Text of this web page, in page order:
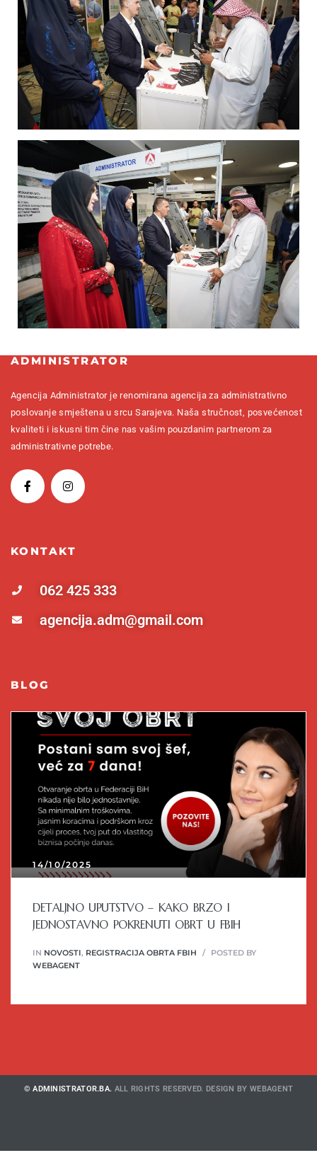
ADMINISTRATOR
Agencija Administrator je renomirana agencija za administrativno
poslovanje smještena u srcu Sarajeva. Naša stručnost, posvećenost
kvaliteti i iskusni tim čine nas vašim pouzdanim partnerom za
administrativne potrebe.
KONTAKT
062 425 333
agencija.adm@gmail.com
BLOG
14/10/2025
DETALJNO UPUTSTVO – KAKO BRZO I
JEDNOSTAVNO POKRENUTI OBRT U FBIH
IN NOVOSTI, REGISTRACIJA OBRTA FBIH
POSTED BY
WEBAGENT
© ADMINISTRATOR.BA. ALL RIGHTS RESERVED. DESIGN BY WEBAGENT